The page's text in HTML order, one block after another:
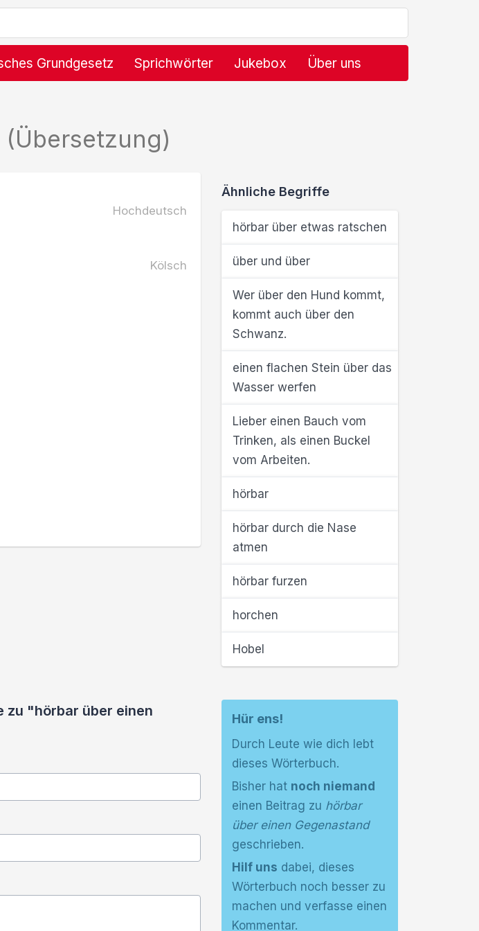
Grundgesetz Sprichwörter Jukebox Über uns
(Übersetzung)
Hochdeutsch
Kölsch
Ähnliche Begriffe
hörbar über etwas ratschen
über und über
Wer über den Hund kommt,
kommt auch über den
Schwanz.
einen flachen Stein über das
Wasser werfen
Lieber einen Bauch vom
Trinken, als einen Buckel
vom Arbeiten.
hörbar
hörbar durch die Nase
atmen
hörbar furzen
horchen
Hobel
zu "hörbar über einen
Hür ens!
Durch Leute wie dich lebt
dieses Wörterbuch.
Bisher hat noch niemand
einen Beitrag zu hörbar
über einen Gegenastand
geschrieben.
Hilf uns dabei, dieses
Wörterbuch noch besser zu
machen und verfasse einen
Kommentar.